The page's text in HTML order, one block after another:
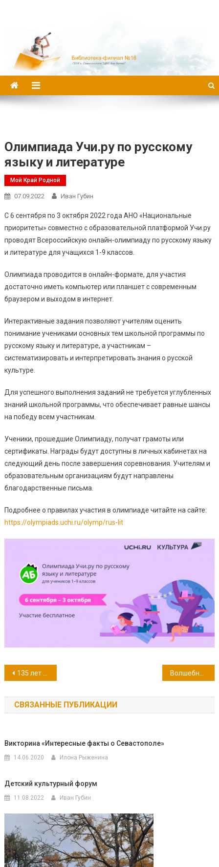
Олимпиада Учи.ру по русскому
языку и литературе
Мой Край Родной
07.09.2022 Иван Губин
С 6 сентября по 3 октября 2022 года AHO «Национальные
приоритеты» совместно с образовательной платформой Учи.ру
проводят Всероссийскую онлайн-олимпиаду по русскому языку
и литературе для учащихся 1-9 классов.
Олимпиада проводится в онлайн-формате, для участия
достаточно иметь компьютер или планшет с современным
браузером и выходом в интернет.
Интерактивные задания позволяют учителям оценить
понимание учениками основных тем школьной программы по
русскому языку и литературе, а участникам –
систематизировать и интерпретировать знания о русской
культуре.
Для успешного выполнения заданий не требуется углубленных
знаний школьной программы, что обеспечивает равные шансы
на победу всем участникам.
Ученики, прошедшие Олимпиаду, получат грамоты или
сертификаты. Награды будут доступны в личных кабинетах на
следующий день после завершения соревнования. Учителям и
образовательным организациям будут направлены
благодарственные письма.
Подробнее о правилах участия в олимпиаде читайте на сайте:
https://olympiads.uchi.ru/olymp/rus-lit
Навигация
по
записям
135 лет рассказу А.П. Чехова «Каштанка»
СВЯЗАННЫЕ ПУБЛИКАЦИИ
Викторина «Интересные факты о Севастополе»
14.06.2020 Илона Рыженина
Детский культурный форум
11.08.2022 Иван Губин